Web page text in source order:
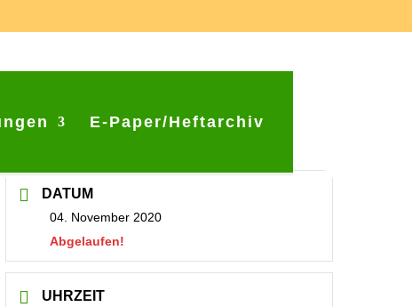
E-Paper/Heftarchiv
DATUM
04. November 2020
Abgelaufen!
UHRZEIT